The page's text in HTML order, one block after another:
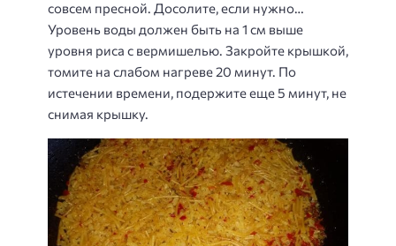
совсем пресной. Досолите, если нужно…
Уровень воды должен быть на 1 см выше
уровня риса с вермишелью. Закройте крышкой,
томите на слабом нагреве 20 минут. По
истечении времени, подержите еще 5 минут, не
снимая крышку.